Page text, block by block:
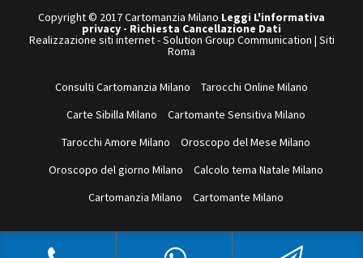
Copyright © 2017 Cartomanzia Milano Leggi L'informativa
privacy - Richiesta Cancellazione Dati
Realizzazione siti internet-Solution Group Communication | Siti
Roma
Consulti Cartomanzia Milano
Tarocchi Online Milano
Carte Sibilla Milano
Cartomante Sensitiva Milano
Tarocchi Amore Milano
Oroscopo del Mese Milano
Oroscopo del giorno Milano
Calcolo tema Natale Milano
Cartomanzia Milano
Cartomante Milano